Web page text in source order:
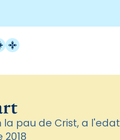
Estel
Catalunya Cristiana
pau de Crist, a l'edat